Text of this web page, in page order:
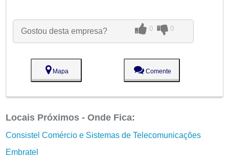
Gostou desta empresa? 0 0
Mapa Comente
Locais Próximos - Onde Fica:
Consistel Comércio e Sistemas de Telecomunicações
Embratel